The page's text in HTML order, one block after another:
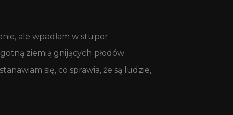
ale wpadłam w stupor.
ziemią gnijących płodów
się, co sprawia, że są ludzie,